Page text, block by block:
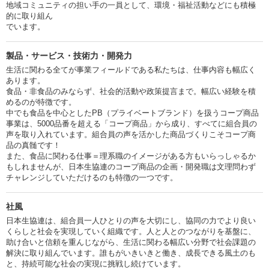
地域コミュニティの担い手の一員として、環境・福祉活動などにも積極
的に取り組ん
でいます。
製品・サービス・技術力・開発力
生活に関わる全てが事業フィールドである私たちは、仕事内容も幅広く
あります。
食品・非食品のみならず、社会的活動や政策提言まで。幅広い経験を積
めるのが特徴です。
中でも食品を中心としたPB（プライベートブランド）を扱うコープ商品
事業は、5000品番を超える「コープ商品」から成り、すべてに組合員の
声を取り入れています。組合員の声を活かした商品づくりこそコープ商
品の真髄です！
また、食品に関わる仕事＝理系職のイメージがある方もいらっしゃるか
もしれませんが、日本生協連のコープ商品の企画・開発職は文理問わず
チャレンジしていただけるのも特徴の一つです。
社風
日本生協連は、組合員一人ひとりの声を大切にし、協同の力でより良い
くらしと社会を実現していく組織です。人と人とのつながりを基盤に、
助け合いと信頼を重んじながら、生活に関わる幅広い分野で社会課題の
解決に取り組んでいます。誰もがいきいきと働き、成長できる風土のも
と、持続可能な社会の実現に挑戦し続けています。